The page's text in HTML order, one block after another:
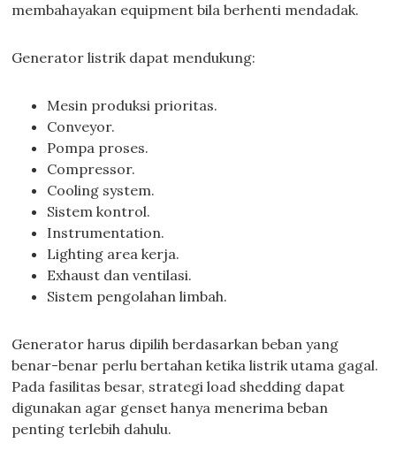
membahayakan equipment bila berhenti mendadak.
Generator listrik dapat mendukung:
Mesin produksi prioritas.
Conveyor.
Pompa proses.
Compressor.
Cooling system.
Sistem kontrol.
Instrumentation.
Lighting area kerja.
Exhaust dan ventilasi.
Sistem pengolahan limbah.
Generator harus dipilih berdasarkan beban yang
benar-benar perlu bertahan ketika listrik utama gagal.
Pada fasilitas besar, strategi load shedding dapat
digunakan agar genset hanya menerima beban
penting terlebih dahulu.